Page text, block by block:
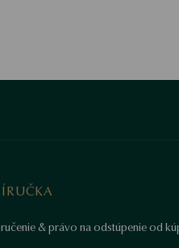
& právo na odstúpenie od